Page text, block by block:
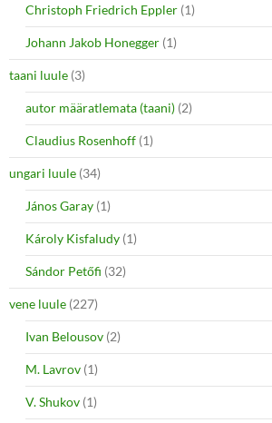
Christoph Friedrich Eppler (1)
Johann Jakob Honegger (1)
taani luule (3)
autor määratlemata (taani) (2)
Claudius Rosenhoff (1)
ungari luule (34)
János Garay (1)
Károly Kisfaludy (1)
Sándor Petőfi (32)
vene luule (227)
Ivan Belousov (2)
M. Lavrov (1)
V. Shukov (1)